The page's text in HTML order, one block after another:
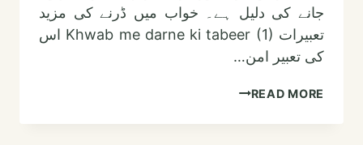
جانے کی دلیل ہے۔ خواب میں ڈرنے کی مزید
تعبیرات Khwab me darne ki tabeer (1) اس
کی تعبیر امن…
READ MOREخواب